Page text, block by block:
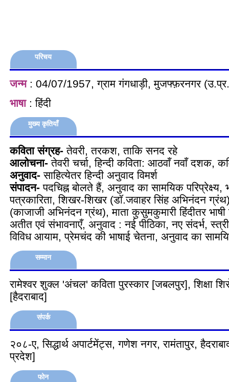
परिचय
जन्म: 04/07/1957, ग्राम गंगधाड़ी, मुजफ्फ़रनगर
भाषा: हिंदी
मुख्य कृतियाँ
कविता संग्रह- तेवरी, तरकश, ताकि सनद रहे
आलोचना- तेवरी चर्चा, हिन्दी कविता: आठवाँ नवाँ दशक,
अनुवाद- साहित्येतर हिन्दी अनुवाद विमर्श
संपादन- पदचिह्न बोलते हैं, अनुवाद का सामयिक परिप्रेक्ष्य,
पत्रकारिता, शिखर-शिखर (डॉ.जवाहर सिंह अभिनंदन
(काजाजी अभिनंदन ग्रंथ), माता कुसुमकुमारी हिंदीतर
अतीत एवं संभावनाएँ, अनुवाद : नई पीठिका, नए संदर्भ,
विविध आयाम, प्रेमचंद की भाषाई चेतना, अनुवाद का
सम्मान
रामेश्वर शुक्ल 'अंचल' कविता पुरस्कार [जबलपुर], शिक्षा
[हैदराबाद]
संपर्क
२०८-ए, सिद्धार्थ अपार्टमेंट्स, गणेश नगर, रामंतापुर,
प्रदेश]
फोन